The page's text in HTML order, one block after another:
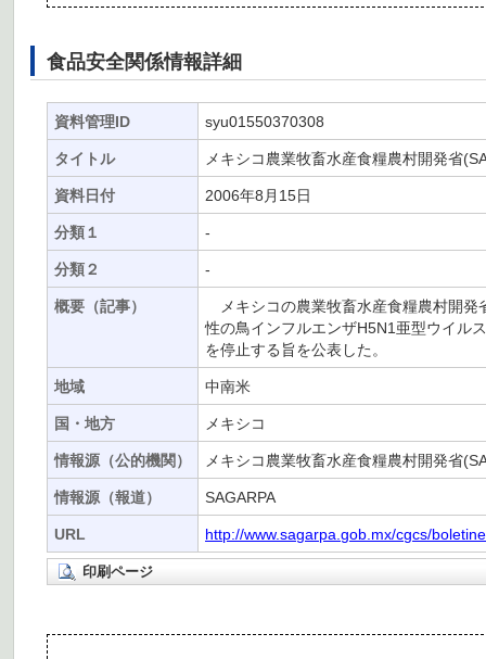
食品安全関係情報詳細
資料管理ID syu01550370308
タイトル メキシコ農業牧畜水産食糧農村開発省
資料日付 2006年8月15日
分類１ -
分類２ -
概要（記事）
メキシコの農業牧畜水産食糧農村開発
性の鳥インフルエンザH5N1亜型ウイル
を停止する旨を公表した。
地域 中南米
国・地方 メキシコ
情報源（公的機関） メキシコ農業牧畜水産食糧農村開発省
情報源（報道） SAGARPA
URL http://www.sagarpa.gob.mx/cgcs/
印刷ページ